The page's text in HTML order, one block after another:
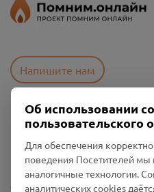
Напишите нам
Пользовательское соглашение
Промо-материалы
Об использовании
пользовательского
Для обеспечения
поведения Посетителей мы
аналогичные технологии.
аналитических cookies